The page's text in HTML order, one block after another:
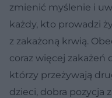
zmienić myślenie i
każdy, kto prowadzi
z zakażoną krwią.
coraz więcej zakażeń
którzy przeżywają
dzieci, dobra pozycja